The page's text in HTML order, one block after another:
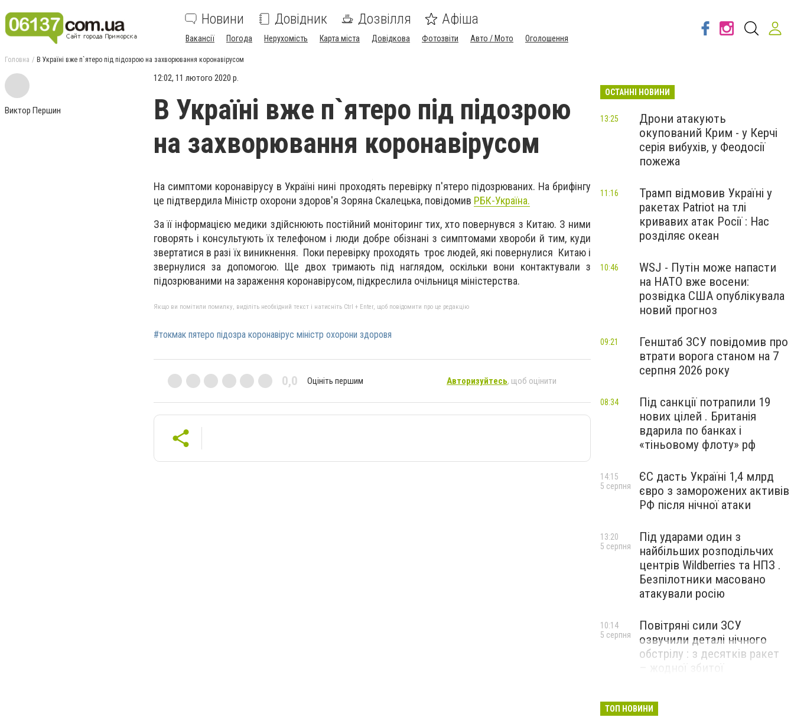
Новини Довідник Дозвілля Афіша
Вакансії Погода Нерухомість Карта міста Довідкова Фотозвіти Авто / Мото Оголошення
Головна В Україні вже п`ятеро під підозрою на захворювання коронавірусом
Виктор Першин
12:02, 11 лютого 2020 р.
В Україні вже п`ятеро під підозрою
на захворювання коронавірусом
На симптоми коронавірусу в Україні нині проходять перевірку п'ятеро підозрюваних. На брифінгу
це підтвердила Міністр охорони здоров'я Зоряна Скалецька, повідомив РБК-Україна.
За її інформацією медики здійснюють постійний моніторинг тих, хто повернувся з Китаю. З ними
говорять і консультують їх телефоном і люди добре обізнані з симптомами хвороби й тим, куди
звертатися в разі їх виникнення. Поки перевірку проходять троє людей, які повернулися Китаю і
звернулися за допомогою. Ще двох тримають під наглядом, оскільки вони контактували з
підозрюваними на зараження коронавірусом, підкреслила очільниця міністерства.
Якщо ви помітили помилку, виділіть необхідний текст і натисніть Ctrl + Enter, щоб повідомити про це редакцію
#токмак пятеро підозра коронавірус міністр охорони здоровя
0,0 Оцініть першим Авторизуйтесь, щоб оцінити
ОСТАННІ НОВИНИ
Дрони атакують
окупований Крим - у Керчі
серія вибухів, у Феодосії
пожежа
13:25
Трамп відмовив Україні у
ракетах Patriot на тлі
кривавих атак Росії : Нас
розділяє океан
11:16
WSJ - Путін може напасти
на НАТО вже восени:
розвідка США опублікувала
новий прогноз
10:46
Генштаб ЗСУ повідомив про
втрати ворога станом на 7
серпня 2026 року
09:21
Під санкції потрапили 19
нових цілей . Британія
вдарила по банках і
«тіньовому флоту» рф
08:34
ЄС дасть Україні 1,4 млрд
євро з заморожених активів
РФ після нічної атаки
14:15
5 серпня
Під ударами один з
найбільших розподільчих
центрів Wildberries та НПЗ .
Безпілотники масовано
атакували росію
13:20
5 серпня
Повітряні сили ЗСУ
озвучили деталі нічного
обстрілу : з десятків ракет
– жодної збитої
10:14
5 серпня
ТОП НОВИНИ